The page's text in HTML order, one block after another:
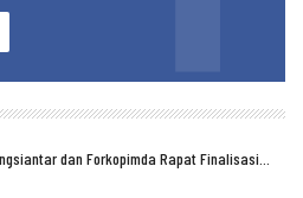
dan Forkopimda Rapat Finalisasi…